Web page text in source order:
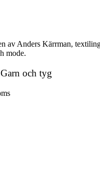
av Anders Kärrman,
mode.
och tyg